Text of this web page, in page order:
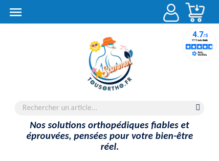

Nos solutions orthopédiques fiables et
éprouvées, pensées pour votre bien-être
réel.